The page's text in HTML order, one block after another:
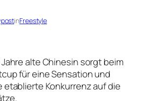
inFreestyle
Jahre alte Chinesin sorgt beim
für eine Sensation und
etablierte Konkurrenz auf die